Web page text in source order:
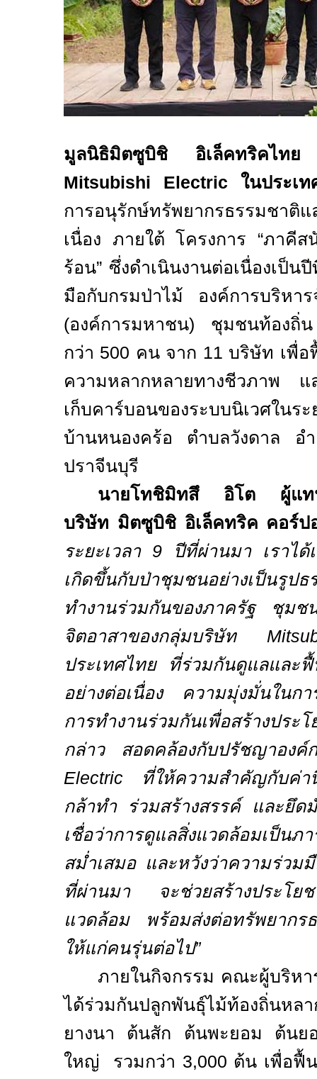
มูลนิธิมิตซูบิชิ อิเล็คทริคไทย
Mitsubishi Electric ในประเ
การอนุรักษ์ทรัพยากรธรรมชาติแ
เนื่อง ภายใต้ โครงการ “ภาคีส
ร้อน” ซึ่งดำเนินงานต่อเนื่องเป็น
มือกับกรมป่าไม้ องค์การบริหาร
(องค์การมหาชน) ชุมชนท้องถิ่
กว่า 500 คน จาก 11 บริษัท เพื่
ความหลากหลายทางชีวภาพ แ
เก็บคาร์บอนของระบบนิเวศใ
บ้านหนองคร้อ ตำบลวังดาล อ
ปราจีนบุรี
นายโทชิมิทสึ อิโต ผู้แทน
บริษัท มิตซูบิชิ อิเล็คทริค คอร์ป
ระยะเวลา 9 ปีที่ผ่านมา เราได้
เกิดขึ้นกับป่าชุมชนอย่างเป็นรู
ทำงานร่วมกันของภาครัฐ ชุม
จิตอาสาของกลุ่มบริษัท
ประเทศไทย ที่ร่วมกันดูแลและ
อย่างต่อเนื่อง ความมุ่งมั่นในก
การทำงานร่วมกันเพื่อสร้างประ
กล่าว สอดคล้องกับปรัชญาอง
Electric
ที่ให้ความสำคัญกับค่
กล้าทำ ร่วมสร้างสรรค์ และยึด
เชื่อว่าการดูแลสิ่งแวดล้อมเป็นภ
สม่ำเสมอ และหวังว่าความร่วม
ที่ผ่านมา จะช่วยสร้างประโยช
แวดล้อม พร้อมส่งต่อทรัพยากร
ให้แก่คนรุ่นต่อไป”
ภายในกิจกรรม คณะผู้บริหา
ได้ร่วมกันปลูกพันธุ์ไม้ท้องถิ่นห
ยางนา ต้นสัก ต้นพะยอม ต้น
ใหญ่
รวมกว่า 3,000 ต้น เพื่อฟื้